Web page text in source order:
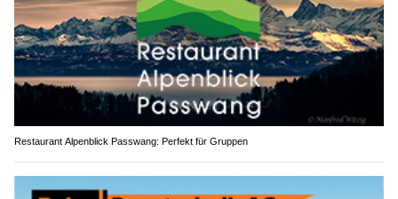
Restaurant Alpenblick Passwang: Perfekt für Gruppen